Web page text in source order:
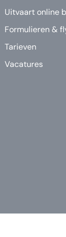
Uitvaart online
Formulieren &
Tarieven
Vacatures